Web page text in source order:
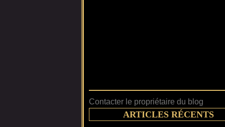
Contacter le propriétaire du blog
ARTICLES RÉCENTS